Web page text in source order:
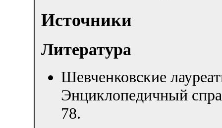
Источники
Литература
Шевченковские
Энциклопедичный
78.